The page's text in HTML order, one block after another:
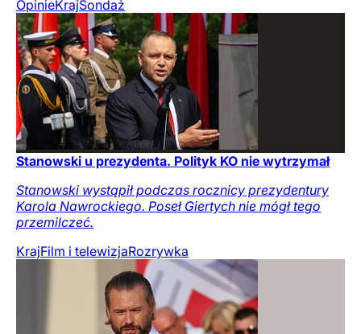
OpinieKrajSondaż
Stanowski u prezydenta. Polityk KO nie wytrzymał
Stanowski wystąpił podczas rocznicy prezydentury
Karola Nawrockiego. Poseł Giertych nie mógł tego
przemilczeć.
KrajFilm i telewizjaRozrywka